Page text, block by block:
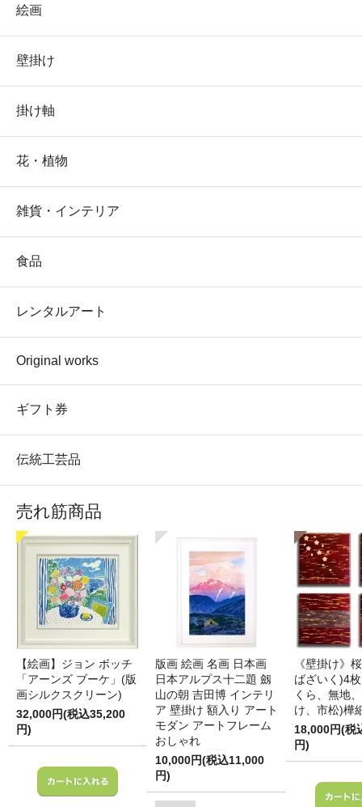
絵画
壁掛け
掛け軸
花・植物
雑貨・インテリア
食品
レンタルアート
Original works
ギフト券
伝統工芸品
売れ筋商品
【絵画】ジョン ボッチ
「アーンズ ブーケ」(版
画シルクスクリーン)
32,000円(税込35,200
円)
版画 絵画 名画 日本画
日本アルプス十二題 劔
山の朝 吉田博 インテリ
ア 壁掛け 額入り アート
モダン アートフレーム
おしゃれ
10,000円(税込11,000
円)
《壁掛け》
ばざいく)4
くら、無地
け、市松)樺
18,000円(税
円)